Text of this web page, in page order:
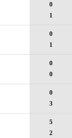
0
1
0
1
0
0
0
3
5
2